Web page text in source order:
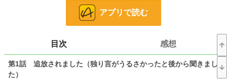
さらには世界のバグさえも「修復」してしまう。
「（……静かに暮らしたいだけなのに）」
なぜか先回りして観察してくる無表情な薬師。
「見えていないからセーフです」と言い張る盲目の詩人。
いつの間にか守護者に転職した元スパイ。
アプリで読む
目次 感想
第1話 追放されました（独り言がうるさかったと後から聞きまし
た）